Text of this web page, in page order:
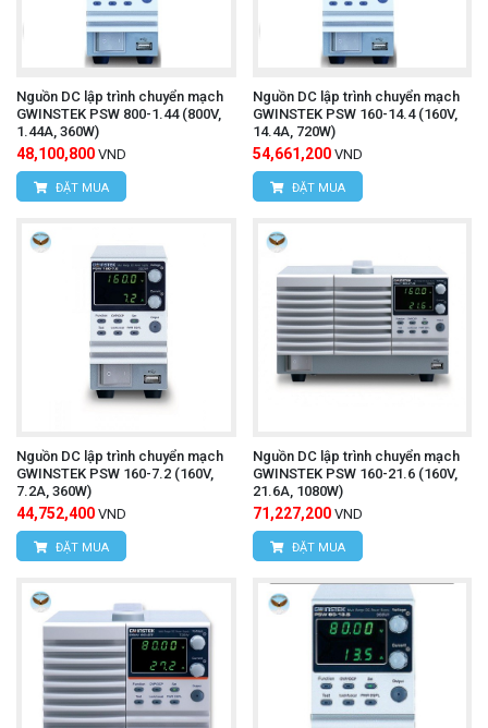
Nguồn DC lập trình chuyển mạch
GWINSTEK PSW 800-1.44 (800V,
1.44A, 360W)
48,100,800 VND
ĐẶT MUA
Nguồn DC lập trình chuyển mạch
GWINSTEK PSW 160-14.4 (160V,
14.4A, 720W)
54,661,200 VND
ĐẶT MUA
Nguồn DC lập trình chuyển mạch
GWINSTEK PSW 160-7.2 (160V,
7.2A, 360W)
44,752,400 VND
ĐẶT MUA
Nguồn DC lập trình chuyển mạch
GWINSTEK PSW 160-21.6 (160V,
21.6A, 1080W)
71,227,200 VND
ĐẶT MUA